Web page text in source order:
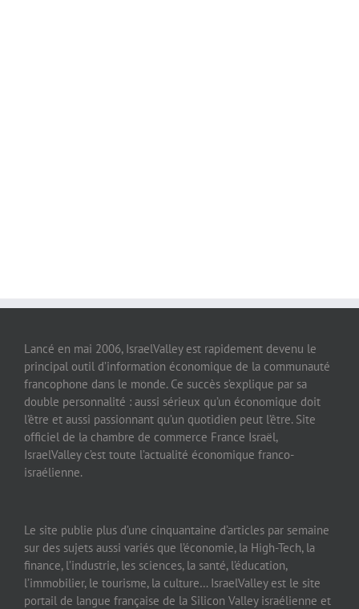
Lancé en mai 2006, IsraelValley est rapidement devenu le
principal outil d’information économique de la communauté
francophone dans le monde. Ce succès s’explique par sa
double personnalité : aussi sérieux qu’un économique doit
l’être et aussi passionnant qu’un quotidien peut l’être. Site
officiel de la chambre de commerce France Israël,
IsraelValley c’est toute l’actualité économique franco-
israélienne.
Le site publie plus d’une cinquantaine d’articles par semaine
sur des sujets aussi variés que l’économie, la High-Tech, la
finance, l’industrie, les sciences, la santé, l’éducation,
l’immobilier, le tourisme, la culture… IsraelValley est le site
portail de langue française de la Silicon Valley israélienne et